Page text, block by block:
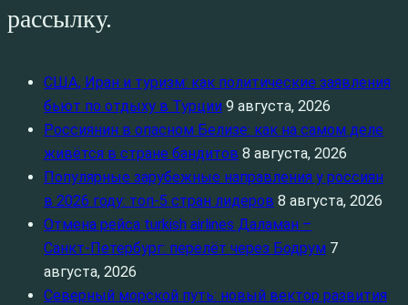
рассылку.
США, Иран и туризм: как политические заявления
бьют по отдыху в Турции 9 августа, 2026
Россиянин в опасном Белизе: как на самом деле
живётся в стране бандитов 8 августа, 2026
Популярные зарубежные направления у россиян
в 2026 году: топ‑5 стран лидеров 8 августа, 2026
Отмена рейса turkish airlines Даламан –
Санкт‑Петербург: перелёт через Бодрум 7
августа, 2026
Северный морской путь: новый вектор развития